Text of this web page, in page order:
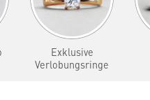
Exklusive
Verlobungsringe